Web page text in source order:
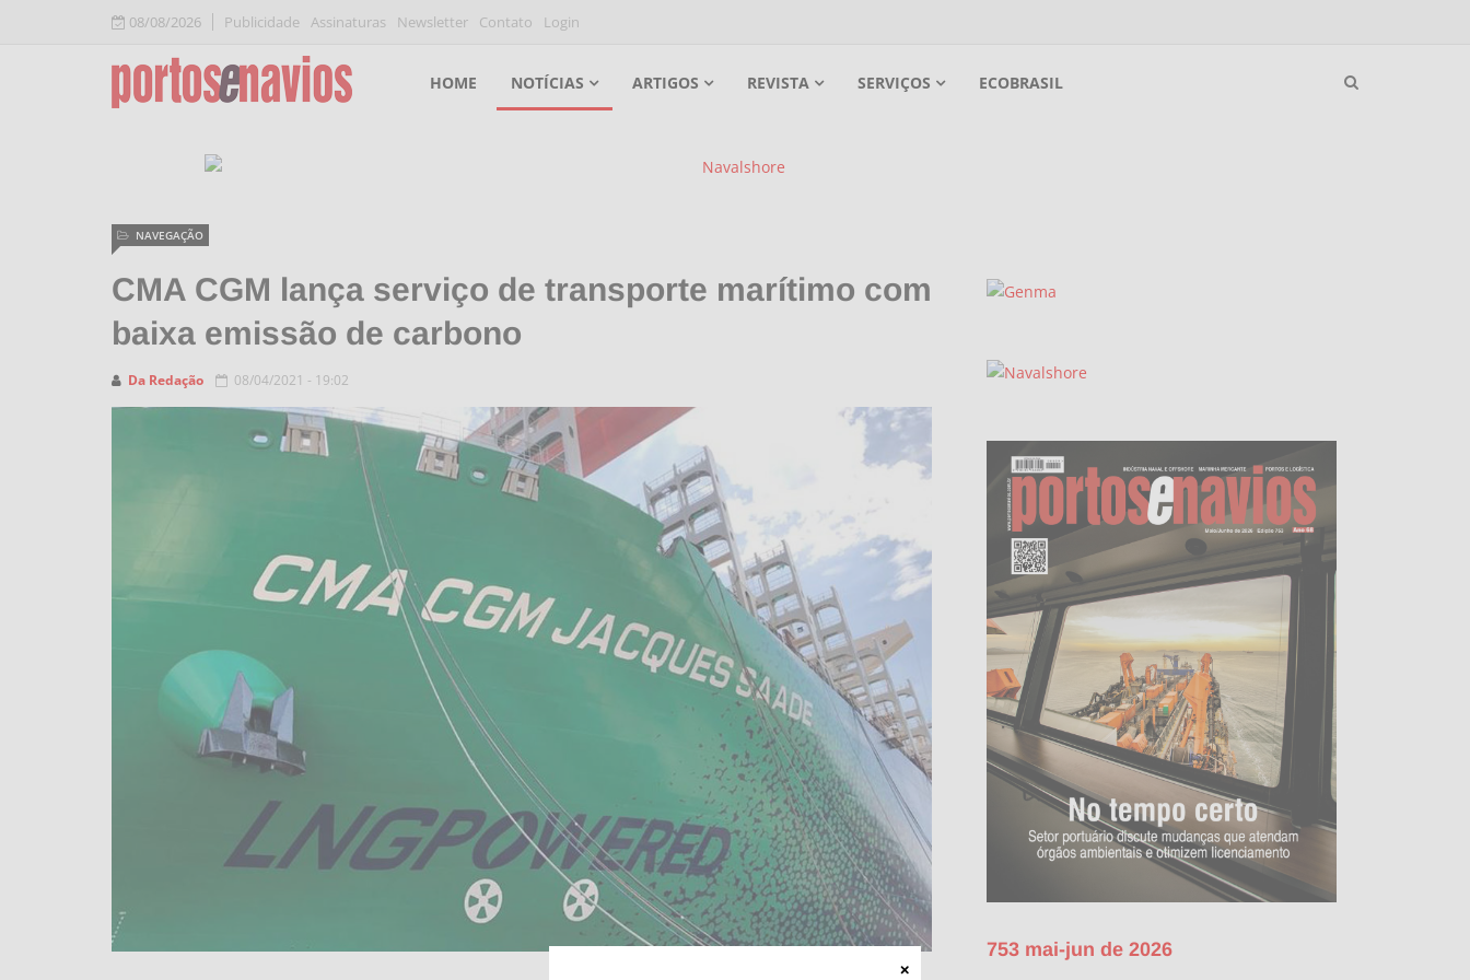
08/08/2026 Publicidade Assinaturas Newsletter Contato Login
HOME NOTÍCIAS ARTIGOS REVISTA SERVIÇOS ECOBRASIL
CMA CGM lança serviço de transporte marítimo com
baixa emissão de carbono
Da Redação
NAVEGAÇÃO
08/04/2021 - 19:02
753 mai-jun de 2026